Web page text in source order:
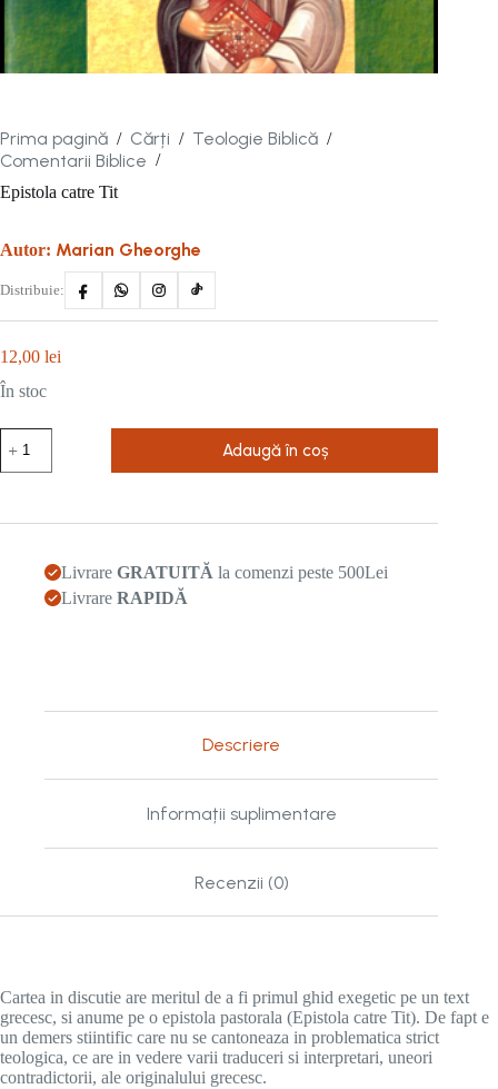
Prima pagină / Cărți / Teologie Biblică /
Comentarii Biblice /
Epistola catre Tit
Autor: Marian Gheorghe
Distribuie:
12,00 lei
În stoc
Epistola
catre
Adaugă în coș
Livrare GRATUITĂ la comenzi peste 500Lei
Livrare RAPIDĂ
Descriere
Informații suplimentare
Recenzii (0)
Cartea in discutie are meritul de a fi primul ghid exegetic pe un text
grecesc, si anume pe o epistola pastorala (Epistola catre Tit). De fapt e
un demers stiintific care nu se cantoneaza in problematica strict
teologica, ce are in vedere varii traduceri si interpretari, uneori
contradictorii, ale originalului grecesc.